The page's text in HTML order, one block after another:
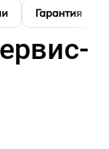
Гарантия